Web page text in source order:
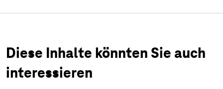
Diese Inhalte könnten Sie auch
interessieren